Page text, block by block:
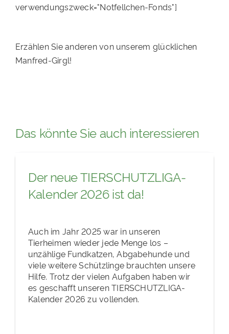
verwendungszweck="Notfellchen-Fonds"]
Erzählen Sie anderen von unserem glücklichen
Manfred-Girgl!
Das könnte Sie auch interessieren
Der neue TIERSCHUTZLIGA-
Kalender 2026 ist da!
Auch im Jahr 2025 war in unseren
Tierheimen wieder jede Menge los –
unzählige Fundkatzen, Abgabehunde und
viele weitere Schützlinge brauchten unsere
Hilfe. Trotz der vielen Aufgaben haben wir
es geschafft unseren TIERSCHUTZLIGA-
Kalender 2026 zu vollenden.